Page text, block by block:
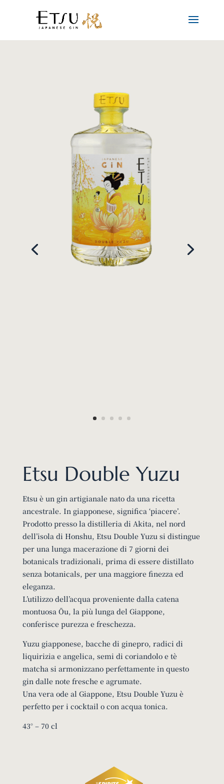
Etsu Double Yuzu
Etsu è un gin artigianale nato da una ricetta
ancestrale. In giapponese, significa ‘piacere’.
Prodotto presso la distilleria di Akita, nel nord
dell’isola di Honshu, Etsu Double Yuzu si distingue
per una lunga macerazione di 7 giorni dei
botanicals tradizionali, prima di essere distillato
senza botanicals, per una maggiore finezza ed
eleganza.
L’utilizzo dell’acqua proveniente dalla catena
montuosa Ōu, la più lunga del Giappone,
conferisce purezza e freschezza.
Yuzu giapponese, bacche di ginepro, radici di
liquirizia e angelica, semi di coriandolo e tè
matcha si armonizzano perfettamente in questo
gin dalle note fresche e agrumate.
Una vera ode al Giappone, Etsu Double Yuzu è
perfetto per i cocktail o con acqua tonica.
43° – 70 cl